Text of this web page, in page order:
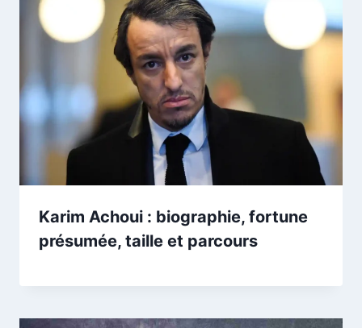
Karim Achoui : biographie, fortune
présumée, taille et parcours